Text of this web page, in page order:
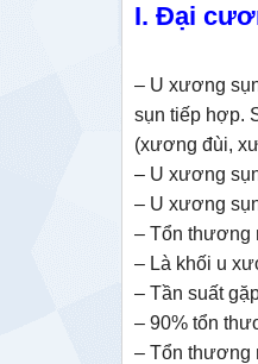
I. Đại
– U xương
sụn tiếp hợp.
(xương đùi,
– U xương
– U xương
– Tổn thương
– Là khối u
– Tần suất
– 90% tổn
– Tổn thương